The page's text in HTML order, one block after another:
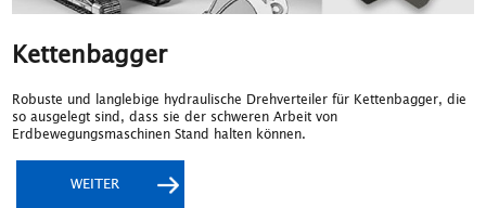
Kettenbagger
Robuste und langlebige hydraulische Drehverteiler für Kettenbagger, die
so ausgelegt sind, dass sie der schweren Arbeit von
Erdbewegungsmaschinen Stand halten können.
WEITER
Geländekräne
Drehdurchführungen für Geländekräne, die durch hohe Anzahl von
Durchgängen charakterisiert und geeignet für die Übertragung
verschiedener Flüssigkeiten sind.
WEITER
Rotierende Teleskoplader
Komplexe Drehverteiler für rotierende Teleskoplader, die mit
elektrischen Schleifringen für die Übertragung von Leistungs- und CAN
BUS-Signalen ausgestattet sind.
WEITER
Hubarbeitsbühnen
Hydraulische Drehverteiler für Teleskop-Hubarbeitsbühnen, die stets mit
einer elektrischen Hochleistungsanwendung ausgestattet oder zumindest
dafür vorgerüstet sind.
WEITER